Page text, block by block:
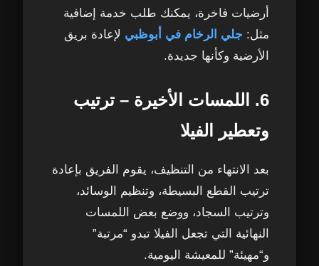
أرضيات فاخرة، يمكنك طلب خدمة إضافية
مثل: جلي الرخام في أبوظبي لإعادة بريق
الأرضية وكأنها جديدة.
6. اللمسات الأخيرة – ترتيب
وتعطير الفيلا
بعد الانتهاء من التنظيف، يقوم الفريق بإعادة
ترتيب القطع البسيطة، وتنظيم الوسائد،
وترتيب السجاد، ووضع بعض اللمسات
النهائية التي تجعل الفيلا تبدو “مرتبة”
و“مهيئة” للمعيشة اليومية.